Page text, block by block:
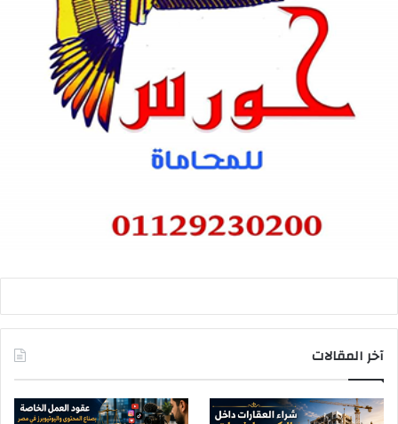
آخر المقالات